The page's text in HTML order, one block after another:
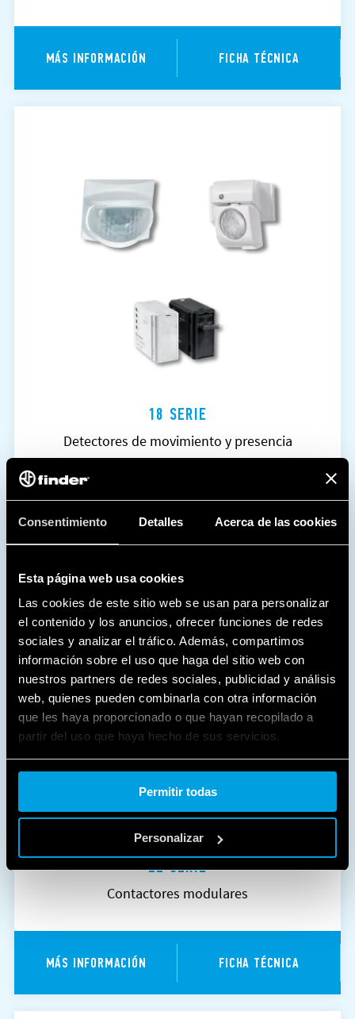
Consentimiento Detalles Acerca de las cookies
Esta página web usa cookies
Las cookies de este sitio web se usan para personalizar
el contenido y los anuncios, ofrecer funciones de redes
sociales y analizar el tráfico. Además, compartimos
información sobre el uso que haga del sitio web con
nuestros partners de redes sociales, publicidad y análisis
web, quienes pueden combinarla con otra información
que les haya proporcionado o que hayan recopilado a
partir del uso que haya hecho de sus servicios.
Cookie policy.
Permitir todas
Personalizar
MÁS INFORMACIÓN FICHA TÉCNICA
18 SERIE
Detectores de movimiento y presencia
22 SERIE
Contactores modulares
MÁS INFORMACIÓN FICHA TÉCNICA